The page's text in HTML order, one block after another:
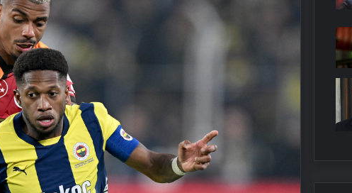
Ayvalık’ta Zincirleme Kaza: 4 Yaralı
Köyceğiz’de Sazlık Alanda Yangın